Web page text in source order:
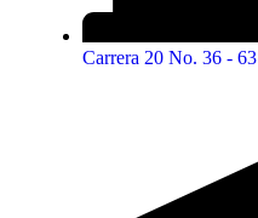
Carrera 20 No. 36 - 63